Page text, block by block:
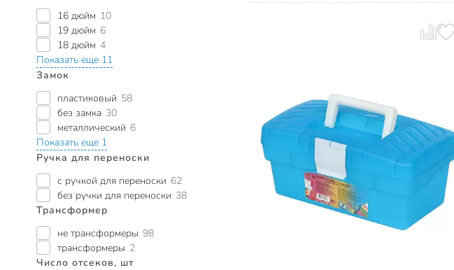
16 дюйм 10
19 дюйм 6
18 дюйм 4
Показать еще 11
Замок
пластиковый 58
без замка 30
металлический 6
Показать еще 1
Ручка для переноски
с ручкой для переноски 62
без ручки для переноски 38
Трансформер
не трансформеры 98
трансформеры 2
Число отсеков, шт